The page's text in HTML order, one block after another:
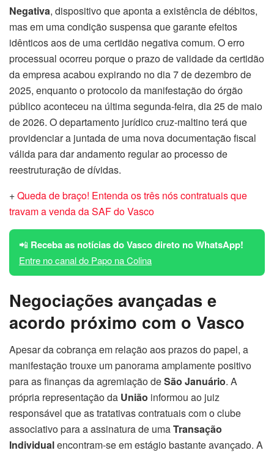
Negativa, dispositivo que aponta a existência de débitos,
mas em uma condição suspensa que garante efeitos
idênticos aos de uma certidão negativa comum. O erro
processual ocorreu porque o prazo de validade da certidão
da empresa acabou expirando no dia 7 de dezembro de
2025, enquanto o protocolo da manifestação do órgão
público aconteceu na última segunda-feira, dia 25 de maio
de 2026. O departamento jurídico cruz-maltino terá que
providenciar a juntada de uma nova documentação fiscal
válida para dar andamento regular ao processo de
reestruturação de dívidas.
+Queda de braço! Entenda os três nós contratuais que
travam a venda da SAF do Vasco
📲 Receba as notícias do Vasco direto no WhatsApp!
Entre no canal do Papo na Colina
Negociações avançadas e
acordo próximo com o Vasco
Apesar da cobrança em relação aos prazos do papel, a
manifestação trouxe um panorama amplamente positivo
para as finanças da agremiação deSão Januário. A
própria representação da União informou ao juiz
responsável que as tratativas contratuais com o clube
associativo para a assinatura de umaTransação
Individualencontram-se em estágio bastante avançado. A